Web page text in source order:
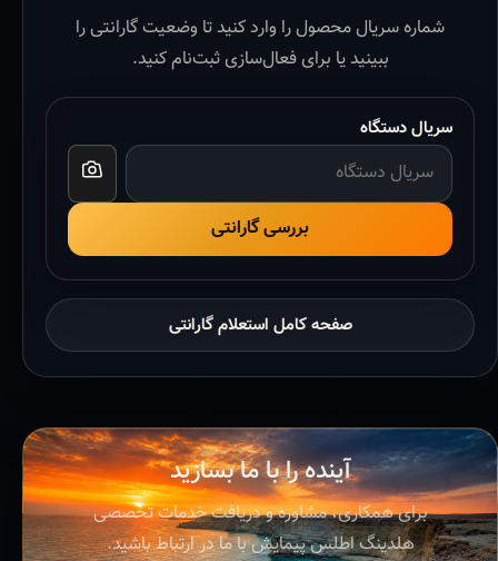
شماره سریال محصول را وارد کنید تا وضعیت گارانتی را
ببینید یا برای فعال‌سازی ثبت‌نام کنید.
سریال دستگاه
بررسی گارانتی
صفحه کامل استعلام گارانتی
آینده را با ما بسازید
برای همکاری، مشاوره و دریافت خدمات تخصصی
هلدینگ اطلس پیمایش با ما در ارتباط باشید.